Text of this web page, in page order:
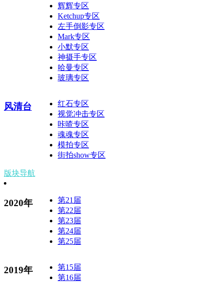
辉辉专区
Ketchup专区
左手倒影专区
Mark专区
小默专区
神摄手专区
哈曼专区
玻璃专区
风清台
红石专区
视觉冲击专区
咔喳专区
魂魂专区
模拍专区
街拍show专区
版块导航
2020年
第21届
第22届
第23届
第24届
第25届
2019年
第15届
第16届